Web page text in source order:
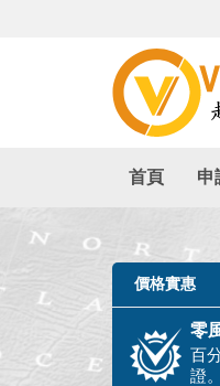
首頁 申
價格實惠
零
百
證。